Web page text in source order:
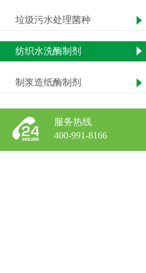
垃圾污水处理菌种
纺织水洗酶制剂
制浆造纸酶制剂
服务热线
400-991-8166